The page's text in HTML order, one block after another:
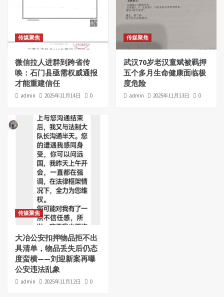
传媒聚焦
微信拉人进群到跨省传
唤：石门县亟需权威通报
才能重建信任
admin 2025年11月14日 0
传媒聚焦
武汉70岁老汉童斌被羁押
五个多月生命健康面临极
度危险
admin 2025年11月13日 0
传媒聚焦
大冶公安扣押物品拒不出
具清单，物品丢失后仍态
度蛮横——刘迎新案再曝
公安违法乱象
admin 2025年11月12日 0